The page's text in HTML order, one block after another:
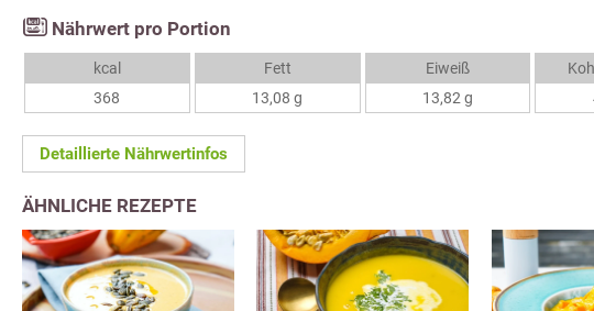
Nährwert pro Portion
kcal
368
Fett
13,08 g
Eiweiß
13,82 g
Detaillierte Nährwertinfos
ÄHNLICHE REZEPTE